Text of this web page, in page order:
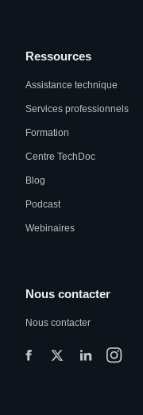
Ressources
Assistance technique
Services professionnels
Formation
Centre TechDoc
Blog
Podcast
Webinaires
Nous contacter
Nous contacter